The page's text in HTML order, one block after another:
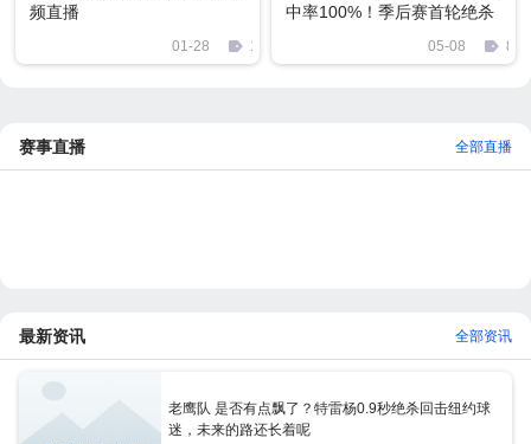
频直播
01-28 1615
中率100%！季后赛首轮绝杀
05-08 84
赛事直播 全部直播
最新资讯 全部资讯
老鹰队 是否有点飘了？特雷杨0.9秒绝杀回击纽约球
迷，未来的路还长着呢